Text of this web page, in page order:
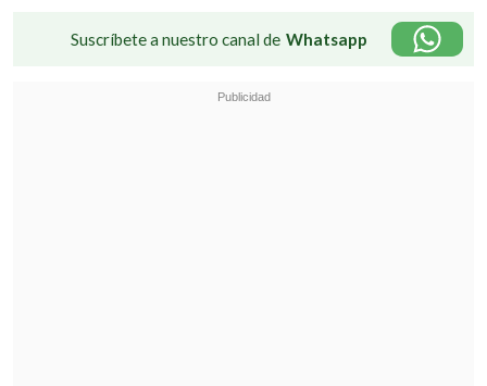
Suscríbete a nuestro canal de Whatsapp